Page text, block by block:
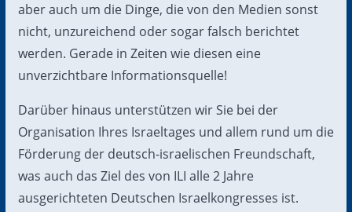
aber auch um die Dinge, die von den Medien sonst
nicht, unzureichend oder sogar falsch berichtet
werden. Gerade in Zeiten wie diesen eine
unverzichtbare Informationsquelle!
Darüber hinaus unterstützen wir Sie bei der
Organisation Ihres Israeltages und allem rund um die
Förderung der deutsch-israelischen Freundschaft,
was auch das Ziel des von ILI alle 2 Jahre
ausgerichteten Deutschen Israelkongresses ist.